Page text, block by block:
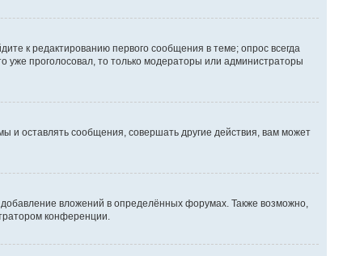
к редактированию первого сообщения в теме; опрос всегда
уже проголосовал, то только модераторы или администраторы
и оставлять сообщения, совершать другие действия, вам может
вложений в определённых форумах. Также возможно,
конференции.